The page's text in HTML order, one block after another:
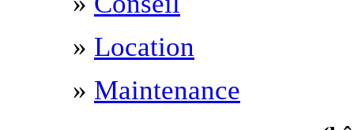
» Location
» Maintenance